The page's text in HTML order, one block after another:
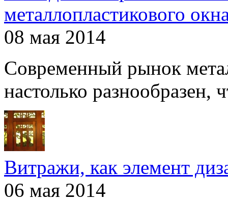
металлопластикового
08 мая 2014
Современный рынок
настолько разнообразен,
Витражи, как элемент
06 мая 2014